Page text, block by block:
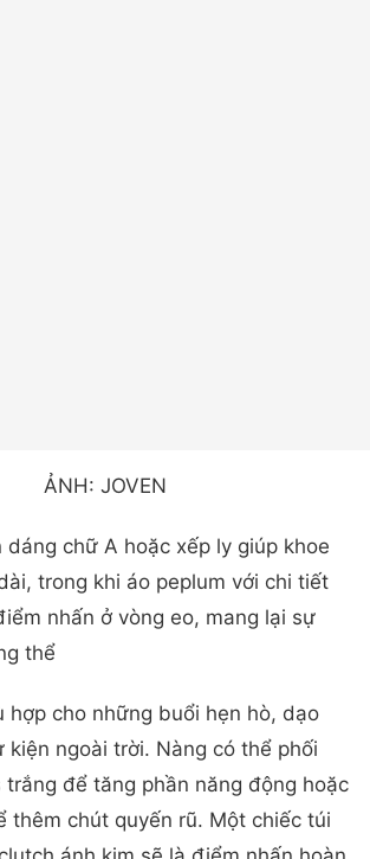
ẢNH: JOVEN
dáng chữ A hoặc xếp ly giúp khoe
trong khi áo peplum với chi tiết
nhấn ở vòng eo, mang lại sự
thể
hợp cho những buổi hẹn hò, dạo
kiện ngoài trời. Nàng có thể phối
trắng để tăng phần năng động hoặc
thêm chút quyến rũ. Một chiếc túi